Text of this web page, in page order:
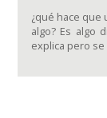
¿qué hace
algo? Es algo
explica pero